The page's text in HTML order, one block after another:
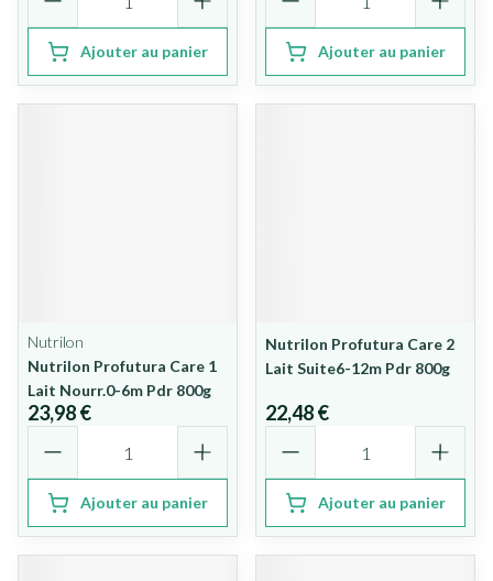
Ajouter au panier Ajouter au panier
Nutrilon
Nutrilon Profutura Care 1
Lait Nourr.0-6m Pdr 800g
23,98 €
Ajouter au panier
Nutrilon Profutura Care 2
Lait Suite6-12m Pdr 800g
22,48 €
Ajouter au panier